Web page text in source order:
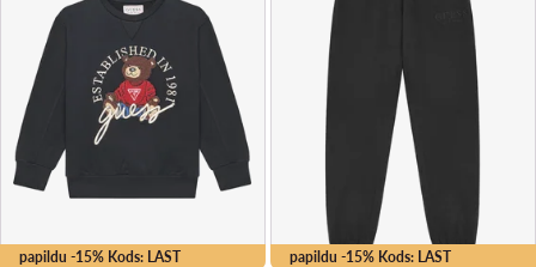
papildu -15% Kods: LAST papildu -15% Kods: LAST